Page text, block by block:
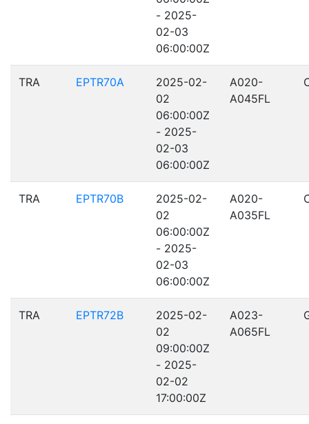
- 2025-
02-03
06:00:00Z
TRA EPTR70A
2025-02-
02
06:00:00Z
- 2025-
02-03
06:00:00Z
A020-
A045FL
TRA EPTR70B
2025-02-
02
06:00:00Z
- 2025-
02-03
06:00:00Z
A020-
A035FL
TRA EPTR72B
2025-02-
02
09:00:00Z
- 2025-
02-02
17:00:00Z
A023-
A065FL